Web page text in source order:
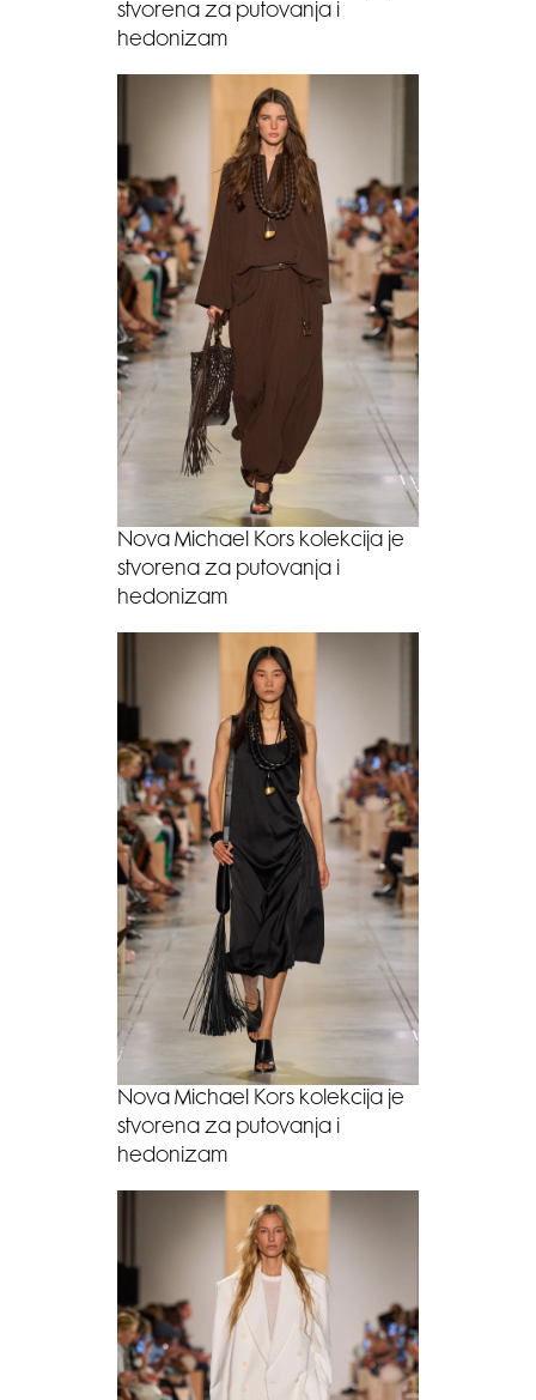
stvorena za putovanja i
hedonizam
Nova Michael Kors kolekcija je
stvorena za putovanja i
hedonizam
Nova Michael Kors kolekcija je
stvorena za putovanja i
hedonizam